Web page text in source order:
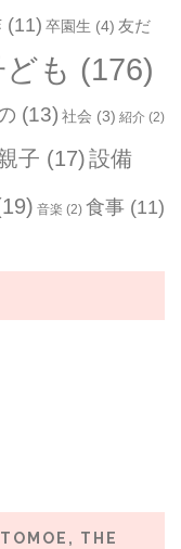
(11) 卒園生 (4) 友だ
も (176)
(13) 社会 (3) 紹介 (2)
子 (17)設備
音楽 (2) 食事 (11)
THE